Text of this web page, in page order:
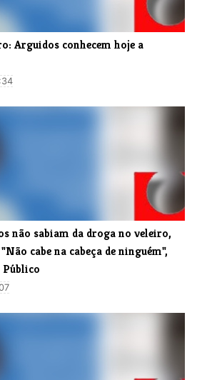
Arguidos conhecem hoje a
não sabiam da droga no veleiro,
cabe na cabeça de ninguém",